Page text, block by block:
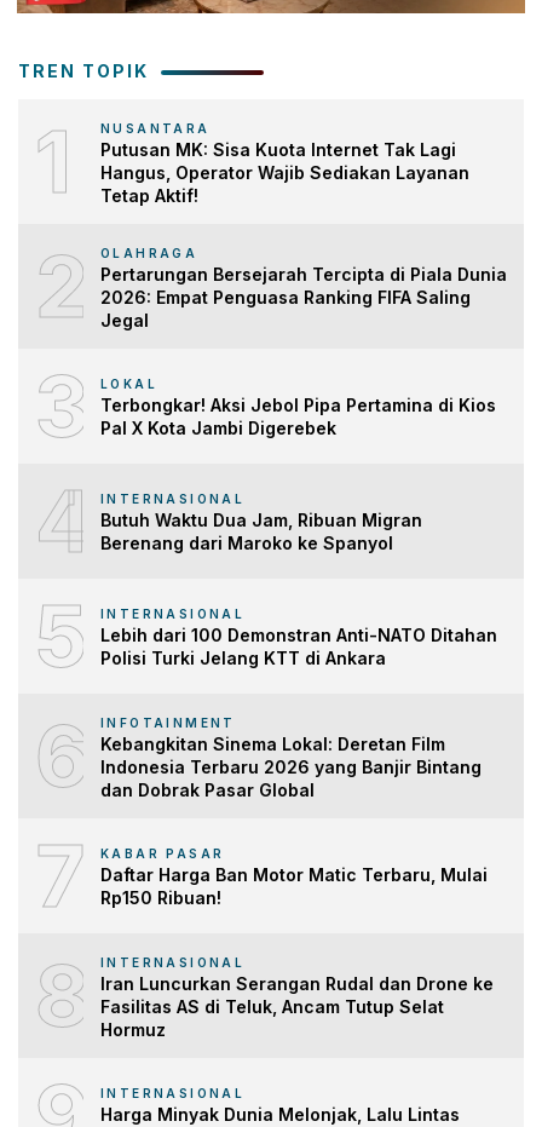
TREN TOPIK
1 NUSANTARA
Putusan MK: Sisa Kuota Internet Tak Lagi
Hangus, Operator Wajib Sediakan Layanan
Tetap Aktif!
2 OLAHRAGA
Pertarungan Bersejarah Tercipta di Piala Dunia
2026: Empat Penguasa Ranking FIFA Saling
Jegal
3 LOKAL
Terbongkar! Aksi Jebol Pipa Pertamina di Kios
Pal X Kota Jambi Digerebek
4 INTERNASIONAL
Butuh Waktu Dua Jam, Ribuan Migran
Berenang dari Maroko ke Spanyol
5 INTERNASIONAL
Lebih dari 100 Demonstran Anti-NATO Ditahan
Polisi Turki Jelang KTT di Ankara
6 INFOTAINMENT
Kebangkitan Sinema Lokal: Deretan Film
Indonesia Terbaru 2026 yang Banjir Bintang
dan Dobrak Pasar Global
7 KABAR PASAR
Daftar Harga Ban Motor Matic Terbaru, Mulai
Rp150 Ribuan!
8 INTERNASIONAL
Iran Luncurkan Serangan Rudal dan Drone ke
Fasilitas AS di Teluk, Ancam Tutup Selat
Hormuz
INTERNASIONAL
Harga Minyak Dunia Melonjak, Lalu Lintas